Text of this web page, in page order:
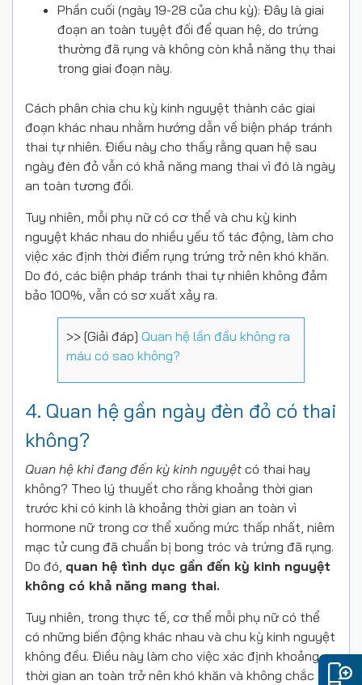
Phần cuối (ngày 19-28 của chu kỳ): Đây là giai
đoạn an toàn tuyệt đối để quan hệ, do trứng
thường đã rụng và không còn khả năng thụ thai
trong giai đoạn này.
Cách phân chia chu kỳ kinh nguyệt thành các giai
đoạn khác nhau nhằm hướng dẫn về biện pháp tránh
thai tự nhiên. Điều này cho thấy rằng quan hệ sau
ngày đèn đỏ vẫn có khả năng mang thai vì đó là ngày
an toàn tương đối.
Tuy nhiên, mỗi phụ nữ có cơ thể và chu kỳ kinh
nguyệt khác nhau do nhiều yếu tố tác động, làm cho
việc xác định thời điểm rụng trứng trở nên khó khăn.
Do đó, các biện pháp tránh thai tự nhiên không đảm
bảo 100%, vẫn có sơ xuất xảy ra.
>> [Giải đáp] Quan hệ lần đầu không ra
máu có sao không?
4. Quan hệ gần ngày đèn đỏ có thai
không?
Quan hệ khi đang đến kỳ kinh nguyệt có thai hay
không? Theo lý thuyết cho rằng khoảng thời gian
trước khi có kinh là khoảng thời gian an toàn vì
hormone nữ trong cơ thể xuống mức thấp nhất, niêm
mạc tử cung đã chuẩn bị bong tróc và trứng đã rụng.
Do đó, quan hệ tình dục gần đến kỳ kinh nguyệt
không có khả năng mang thai.
Tuy nhiên, trong thực tế, cơ thể mỗi phụ nữ có thể
có những biến động khác nhau và chu kỳ kinh nguyệt
không đều. Điều này làm cho việc xác định khoảng
thời gian an toàn trở nên khó khăn và không chắc